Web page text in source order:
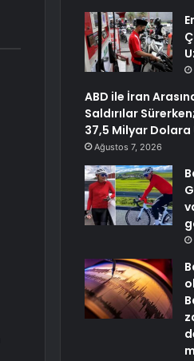
ABD ile İran
Saldırılar
37,5 Milyar Dolara
Ağustos 7, 2026